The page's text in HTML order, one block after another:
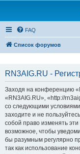
FAQ
Список форумов
RN3AIG.RU -
Заходя на конференцию
«RN3AIG.RU», «http://
со следующими
заходите и не
собой право изменять
возможное, чтобы
бы разумным регулярно
так как использование